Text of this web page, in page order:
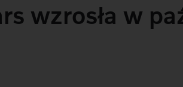
wzrosła w